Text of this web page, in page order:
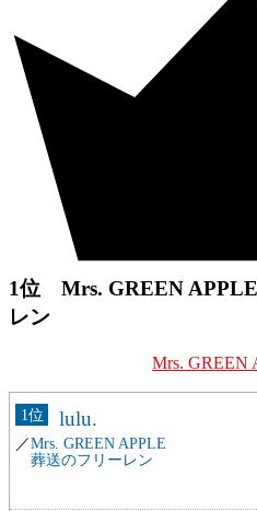
1位 Mrs. GREEN
レン
Mrs. GREEN
1 lulu.
Mrs. GREEN APPLE
葬送のフリーレン